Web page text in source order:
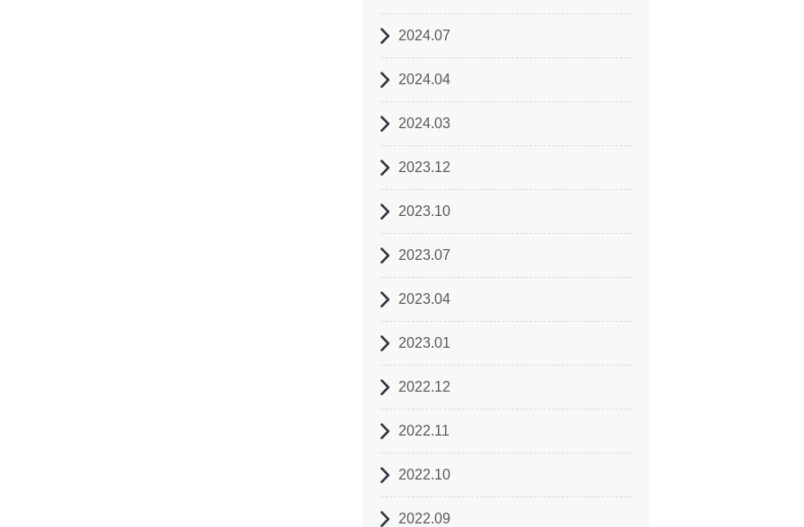
2024.07
2024.04
2024.03
2023.12
2023.10
2023.07
2023.04
2023.01
2022.12
2022.11
2022.10
2022.09